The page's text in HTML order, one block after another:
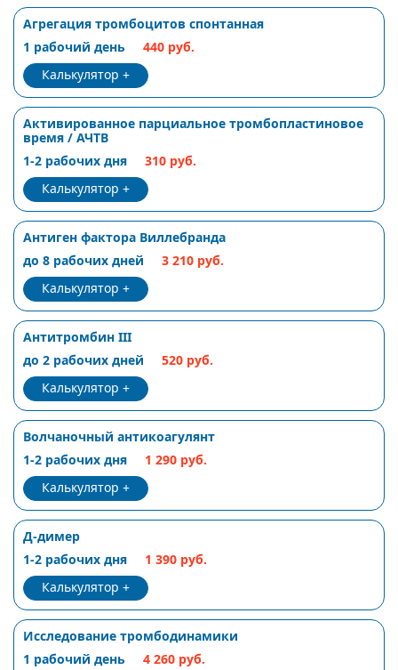
Агрегация тромбоцитов спонтанная
1 рабочий день
440 руб.
Калькулятор
Активированное парциальное тромбопластиновое
время / АЧТВ
1-2 рабочих дня
310 руб.
Калькулятор
Антиген фактора Виллебранда
до 8 рабочих дней
3 210 руб.
Калькулятор
Антитромбин III
до 2 рабочих дней
520 руб.
Калькулятор
Волчаночный антикоагулянт
1-2 рабочих дня
1 290 руб.
Калькулятор
Д-димер
1-2 рабочих дня
1 390 руб.
Калькулятор
Исследование тромбодинамики
1 рабочий день
4 260 руб.